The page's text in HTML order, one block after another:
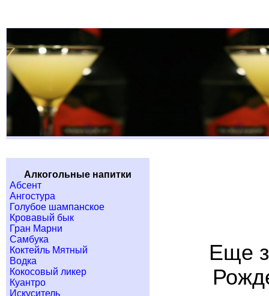
Алкогольные напитки
Абсент
Ангостура
Голубое шампанское
Кровавый бык
Гран Марни
Самбука
Коктейль Мятный
Водка
Кокосовый ликер
Куантро
Искуситель
Еще